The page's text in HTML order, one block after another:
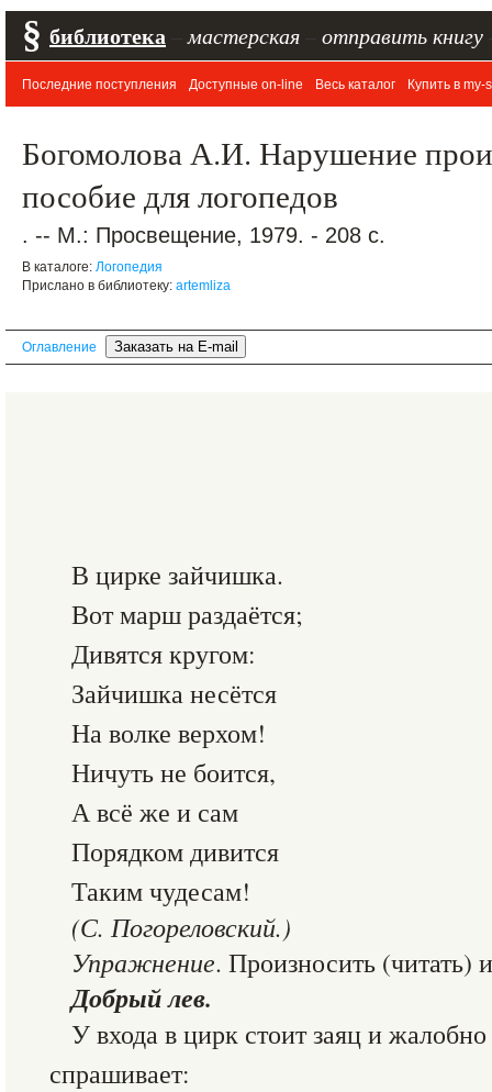
§ библиотека мастерская отправить книгу
Последние поступления Доступные on-line Весь каталог Купить в my-
Богомолова А.И. Нарушение
пособие для логопедов
. -- М.: Просвещение, 1979. - 208 с.
В каталоге: Логопедия
Прислано в библиотеку: artemliza
Оглавление
В цирке зайчишка.
Вот марш раздаётся;
Дивятся кругом:
Зайчишка несётся
На волке верхом!
Ничуть не боится,
А всё же и сам
Порядком дивится
Таким чудесам!
(С. Погореловский.)
Упражнение. Произносить (читать)
Добрый лев.
У входа в цирк стоит заяц и
спрашивает: